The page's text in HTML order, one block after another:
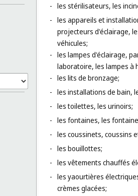
- les stérilisateurs, les
- les appareils et
projecteurs d'éclairage,
véhicules;
- les lampes d'éclairage,
laboratoire, les lampes à
- les lits de bronzage;
- les installations de bain,
- les toilettes, les urinoirs;
- les fontaines, les
- les coussinets, coussins
- les bouillottes;
- les vêtements chauffés
- les yaourtières
crèmes glacées;